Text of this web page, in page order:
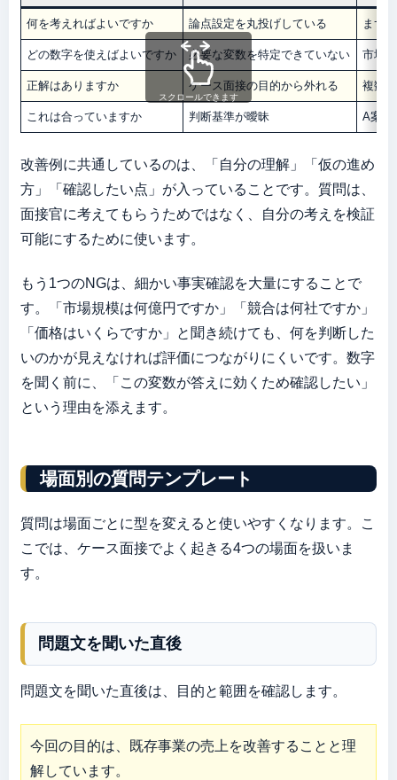
何を考えればよいですか 論点設定を丸投げしている まず
どの数字を使えばよいですか 必要な変数を特定できていない 市場
正解はありますか ケース面接の目的から外れる 複数
これは合っていますか 判断基準が曖昧 A案は
スクロールできます
改善例に共通しているのは、「自分の理解」「仮の進め
方」「確認したい点」が入っていることです。質問は、
面接官に考えてもらうためではなく、自分の考えを検証
可能にするために使います。
もう1つのNGは、細かい事実確認を大量にすることで
す。「市場規模は何億円ですか」「競合は何社ですか」
「価格はいくらですか」と聞き続けても、何を判断した
いのかが見えなければ評価につながりにくいです。数字
を聞く前に、「この変数が答えに効くため確認したい」
という理由を添えます。
場面別の質問テンプレート
質問は場面ごとに型を変えると使いやすくなります。こ
こでは、ケース面接でよく起きる4つの場面を扱いま
す。
問題文を聞いた直後
問題文を聞いた直後は、目的と範囲を確認します。
今回の目的は、既存事業の売上を改善することと理
解しています。